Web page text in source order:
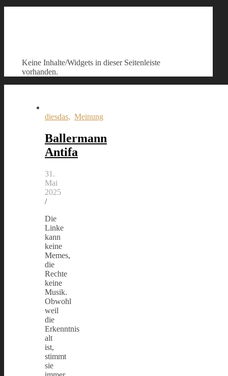
Keine Inhalte/Widgets in dieser Seitenleiste
vorhanden.
diesdas, Meinung
Ballermann
Antifa
31.
Mai
2025
/
Die
Linke
kann
keine
Memes,
die
Rechte
keine
Musik.
Obwohl
weil
die
Erkenntnis
alt
ist,
stimmt
sie